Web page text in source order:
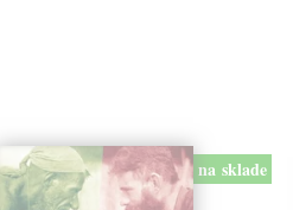
na sklade